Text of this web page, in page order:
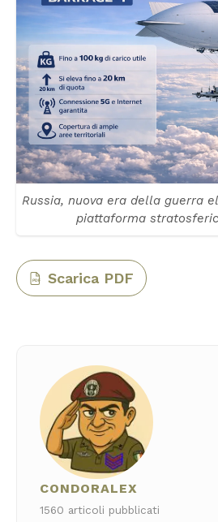
Russia, nuova era della guerra
piattaforma
PDF Scarica PDF
CONDORALEX
1560 articoli pubblicati